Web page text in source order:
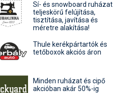
Sí- és snowboard ruházat
teljeskörű felújítása,
tisztítása, javítása és
méretre alakítása!
Thule kerékpártartók és
tetőboxok akciós áron
Minden ruházat és cipő
akcióban akár 50%-ig